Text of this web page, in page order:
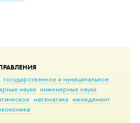
государственное и муниципальное
науки инженерные науки
математика менеджмент